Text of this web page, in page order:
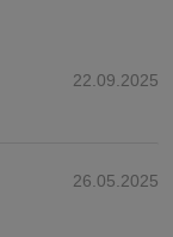
22.09.2025
26.05.2025